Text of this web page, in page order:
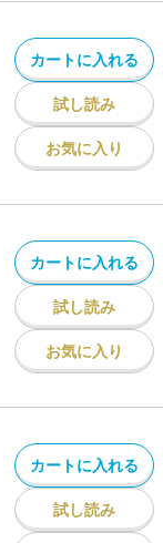
カートに入れる
試し読み
お気に入り
カートに入れる
試し読み
お気に入り
カートに入れる
試し読み